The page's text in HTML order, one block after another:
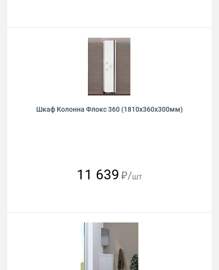
Шкаф Колонна Флокс 360 (1810х360х300мм)
11 639 ₽/шт